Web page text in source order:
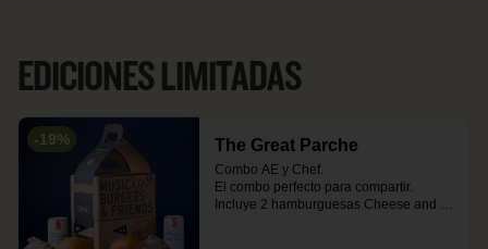
EDICIONES LIMITADAS
-19% The Great Parche
Combo AE y Chef.
El combo perfecto para compartir.
Incluye 2 hamburguesas Cheese and